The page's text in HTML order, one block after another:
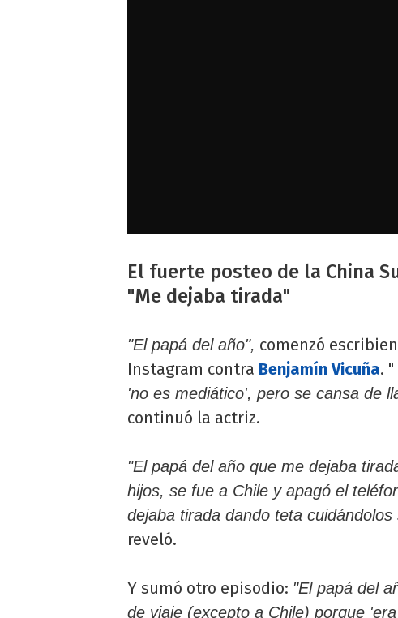
El fuerte posteo de la China
"Me dejaba tirada"
"El papá del año", comenzó
Instagram contra Benjamín Vicuña. "
'no es mediático', pero se cansa de
continuó la actriz.
"El papá del año que me dejaba
hijos, se fue a Chile y apagó el
dejaba tirada dando teta
reveló.
Y sumó otro episodio: "El papá del
de viaje (excepto a Chile) porque